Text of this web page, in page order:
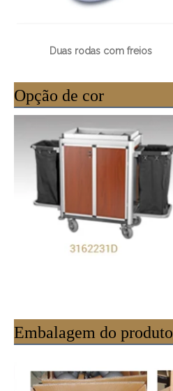
Duas rodas com freios
Opção de cor
Embalagem do produto